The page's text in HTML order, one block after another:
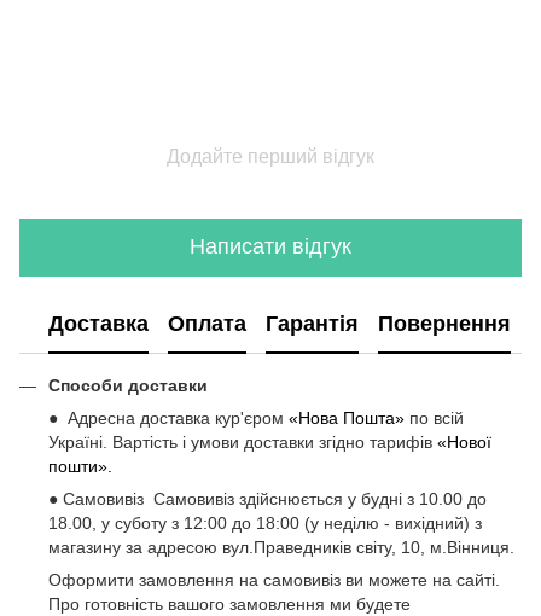
Додайте перший відгук
Написати відгук
Доставка Оплата Гарантія Повернення
Способи доставки
● Адресна доставка кур'єром «Нова Пошта» по всій
Україні. Вартість і умови доставки згідно тарифів «Нової
пошти».
● Самовивіз Самовивіз здійснюється у будні з 10.00 до
18.00, у суботу з 12:00 до 18:00 (у неділю - вихідний) з
магазину за адресою вул.Праведників світу, 10, м.Вінниця.
Оформити замовлення на самовивіз ви можете на сайті.
Про готовність вашого замовлення ми будете